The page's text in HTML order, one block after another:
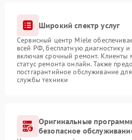
Широкий спектр услуг
Сервисный центр Miele
всей РФ, бесплатную диагностику
включая срочный ремонт. Клиенты
статус ремонта онлайн. Также
постгарантийное обслуживание
службы техники
Оригинальные
безопасное